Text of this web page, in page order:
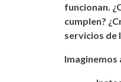
funcionan.
cumplen?
servicios de
Imaginemos